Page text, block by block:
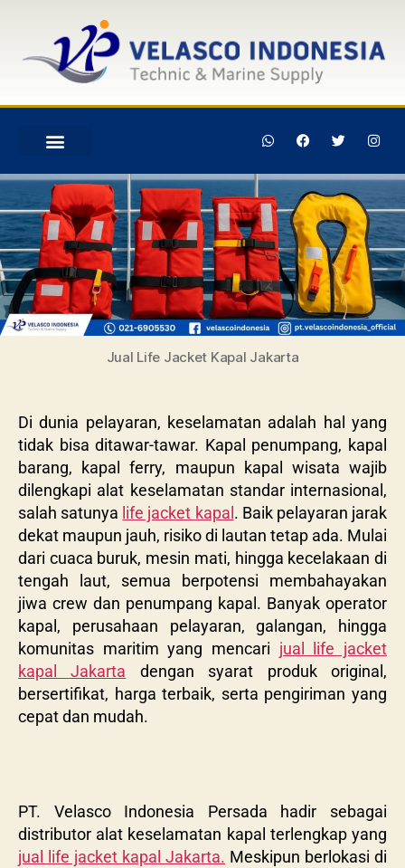
Jual Life Jacket Kapal Jakarta
Di dunia pelayaran, keselamatan adalah hal yang
tidak bisa ditawar-tawar. Kapal penumpang, kapal
barang, kapal ferry, maupun kapal wisata wajib
dilengkapi alat keselamatan standar internasional,
salah satunya life jacket kapal . Baik pelayaran jarak
dekat maupun jauh, risiko di lautan tetap ada. Mulai
dari cuaca buruk, mesin mati, hingga kecelakaan di
tengah laut, semua berpotensi membahayakan
jiwa crew dan penumpang kapal. Banyak operator
kapal, perusahaan pelayaran, galangan, hingga
komunitas maritim yang mencari jual life jacket
kapal Jakarta dengan syarat produk original,
bersertifikat, harga terbaik, serta pengiriman yang
cepat dan mudah.
PT. Velasco Indonesia Persada hadir sebagai
distributor alat keselamatan kapal terlengkap yang
jual life jacket kapal Jakarta. Meskipun berlokasi di